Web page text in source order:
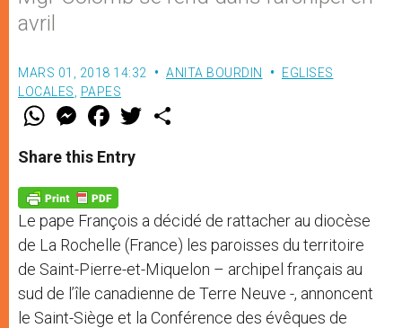
avril
MARS 01, 2018 14:32 ANITA BOURDIN
EGLISES
LOCALES
PAPES
W
t
s
p
p
M
e
s
e
g
e
r
F
a
e
b
o
k
w
Share this Entry
Le pape François a décidé de rattacher au diocèse
de La Rochelle (France) les paroisses du territoire
de Saint-Pierre-et-Miquelon – archipel français au
sud de l’île canadienne de Terre Neuve -, annoncent
le Saint-Siège et la Conférence des évêques de